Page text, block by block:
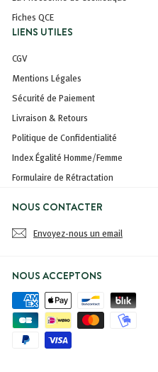
Fiches QCE
LIENS UTILES
CGV
Mentions Légales
Sécurité de Paiement
Livraison & Retours
Politique de Confidentialité
Index Égalité Homme/Femme
Formulaire de Rétractation
NOUS CONTACTER
Envoyez-nous un email
NOUS ACCEPTONS